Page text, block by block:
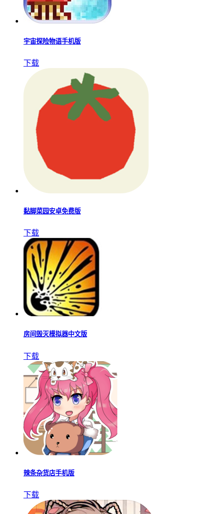
宇宙探险物语手机版
下载
黏脚菜园安卓免费版
下载
房间毁灭模拟器中文版
下载
辣条杂货店手机版
下载